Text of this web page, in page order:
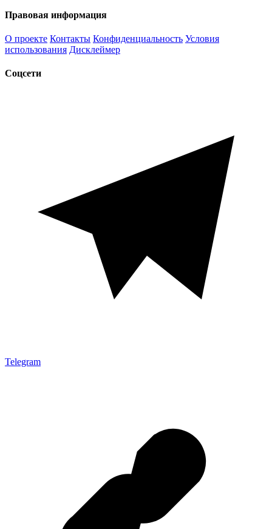
Правовая информация
О проекте Контакты Конфиденциальность Условия
использования Дисклеймер
Соцсети
Telegram